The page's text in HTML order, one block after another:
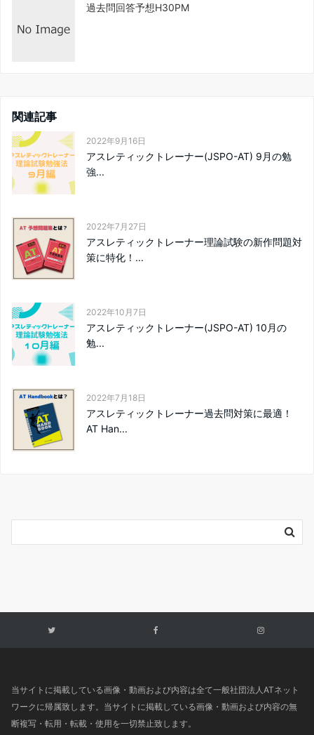
過去問回答予想H30PM
関連記事
2022年9月16日
アスレティックトレーナー(JSPO-AT) 9月の勉
強...
2022年7月27日
アスレティックトレーナー理論試験の新作問題対
策に特化！...
2022年10月7日
アスレティックトレーナー(JSPO-AT) 10月の
勉...
2022年7月18日
アスレティックトレーナー過去問対策に最適！
AT Han...
当サイトに掲載している画像・動画および内容は全て一般社団法人ATネット
ワークに帰属致します。当サイトに掲載している画像・動画および内容の無
断複写・転用・転載・使用を一切禁止致します。